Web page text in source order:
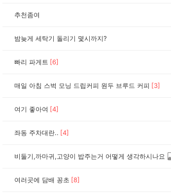
추천좀여
밤늦게 세탁기 돌리기 몇시까지?
빠리 파게트 [6]
매일 아침 스벅 모닝 드립커피 원두 브루드 커피 [3]
여기 좋아여 [4]
좌동 주차대란.. [4]
비둘기,까마귀,고양이 밥주는거 어떻게 생각하시나요
여러곳에 담배 꽁초 [8]